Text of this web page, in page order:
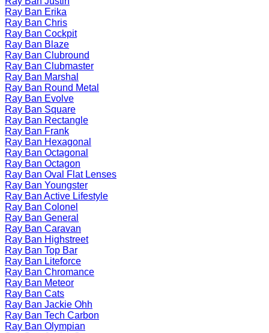
Ray Ban Erika
Ray Ban Chris
Ray Ban Cockpit
Ray Ban Blaze
Ray Ban Clubround
Ray Ban Clubmaster
Ray Ban Marshal
Ray Ban Round Metal
Ray Ban Evolve
Ray Ban Square
Ray Ban Rectangle
Ray Ban Frank
Ray Ban Hexagonal
Ray Ban Octagonal
Ray Ban Octagon
Ray Ban Oval Flat Lenses
Ray Ban Youngster
Ray Ban Active Lifestyle
Ray Ban Colonel
Ray Ban General
Ray Ban Caravan
Ray Ban Highstreet
Ray Ban Top Bar
Ray Ban Liteforce
Ray Ban Chromance
Ray Ban Meteor
Ray Ban Cats
Ray Ban Jackie Ohh
Ray Ban Tech Carbon
Ray Ban Olympian